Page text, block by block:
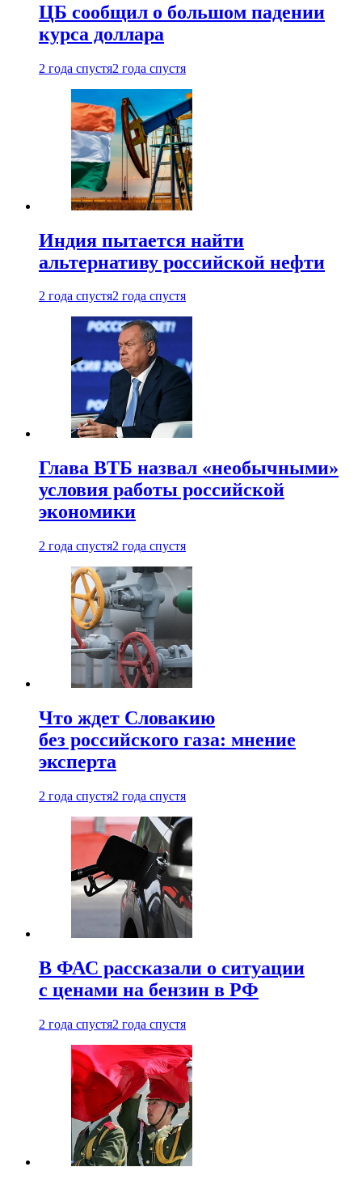
ЦБ сообщил о большом падении
курса доллара
2 года спустя2 года спустя
Индия пытается найти
альтернативу российской нефти
2 года спустя2 года спустя
Глава ВТБ назвал «необычными»
условия работы российской
экономики
2 года спустя2 года спустя
Что ждет Словакию
без российского газа: мнение
эксперта
2 года спустя2 года спустя
В ФАС рассказали о ситуации
с ценами на бензин в РФ
2 года спустя2 года спустя